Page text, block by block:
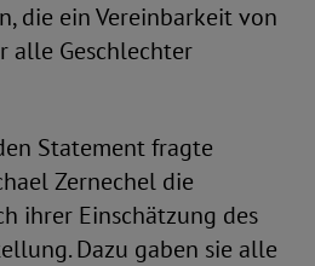
die ein Vereinbarkeit von
alle Geschlechter
Statement fragte
Zernechel die
ihrer Einschätzung des
Dazu gaben sie alle